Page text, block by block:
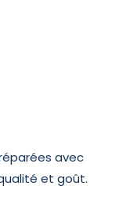
avec
et goût.